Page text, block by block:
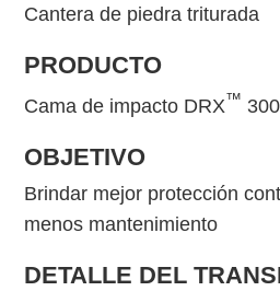
Cantera de piedra triturada
PRODUCTO
Cama de impacto DRX™
OBJETIVO
Brindar mejor protección
menos mantenimiento
DETALLE DEL